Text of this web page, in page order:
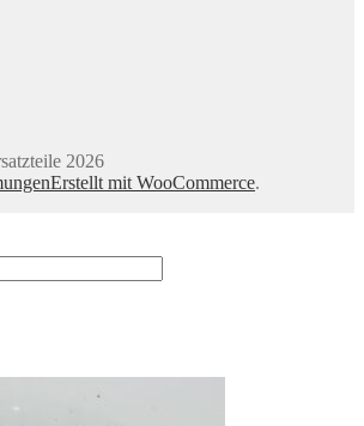
2026
Erstellt mit WooCommerce.